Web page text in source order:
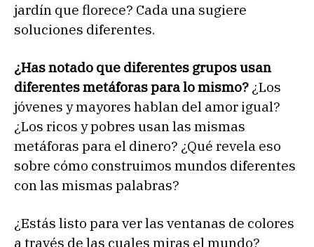
jardín que florece? Cada una sugiere
soluciones diferentes.
¿Has notado que diferentes grupos usan
diferentes metáforas para lo mismo? ¿Los
jóvenes y mayores hablan del amor igual?
¿Los ricos y pobres usan las mismas
metáforas para el dinero? ¿Qué revela eso
sobre cómo construimos mundos diferentes
con las mismas palabras?
¿Estás listo para ver las ventanas de colores
a través de las cuales miras el mundo?